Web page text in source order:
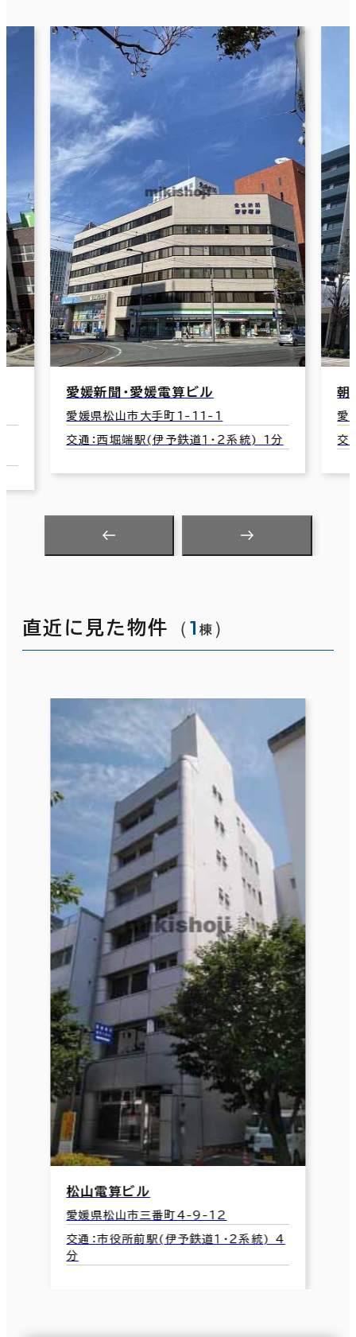
愛媛新聞・愛媛電算ビル
愛媛県松山市大手町1-11-1
交通：西堀端駅(伊予鉄道１・２系統) 1分
朝
愛
交
直近に見た物件 （1 棟 ）
松山電算ビル
愛媛県松山市三番町4-9-12
交通：市役所前駅(伊予鉄道１・２系統) 4
分